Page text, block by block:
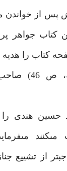
پس از خواندن
كتاب جواهر
كتاب را
(روحانيت
حسين هندى را
از تشييع